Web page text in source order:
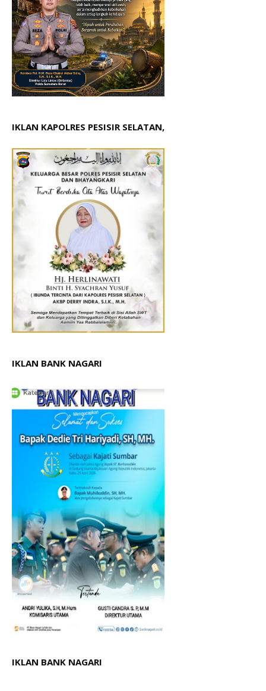
IKLAN KAPOLRES PESISIR SELATAN,
IKLAN BANK NAGARI
IKLAN BANK NAGARI